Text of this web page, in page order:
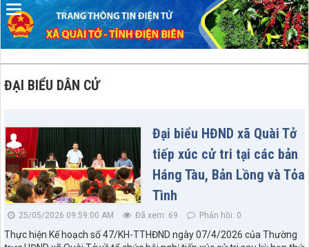
ĐẠI BIỂU DÂN CỬ
Đại biểu HĐND xã Quài Tở
tiếp xúc cử tri tại các bản
Háng Tàu, Bản Lồng và Tỏa
Tình
25/05/2026 09:59:00 AM Đã xem: 69 Phản hồi: 0
Thực hiện Kế hoạch số 47/KH-TTHĐND ngày 07/4/2026 của Thường